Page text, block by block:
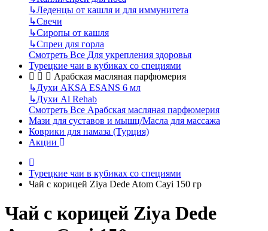
↳Леденцы от кашля и для иммунитета
↳Свечи
↳Сиропы от кашля
↳Спреи для горла
Смотреть Все Для укрепления здоровья
Турецкие чаи в кубиках со специями
Арабская масляная парфюмерия
↳Духи AKSA ESANS 6 мл
↳Духи Al Rehab
Смотреть Все Арабская масляная парфюмерия
Мази для суставов и мышц/Масла для массажа
Коврики для намаза (Турция)
Акции
Турецкие чаи в кубиках со специями
Чай с корицей Ziya Dede Atom Cayi 150 гр
Чай с корицей Ziya Dede